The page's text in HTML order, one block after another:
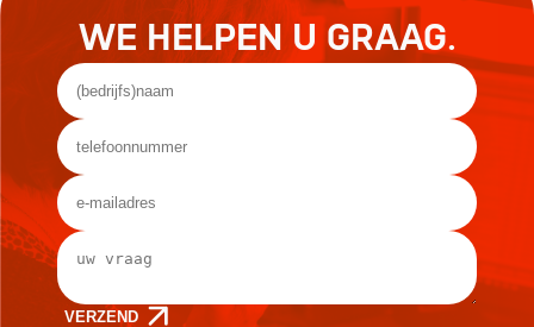
WE HELPEN U GRAAG.
VERZEND